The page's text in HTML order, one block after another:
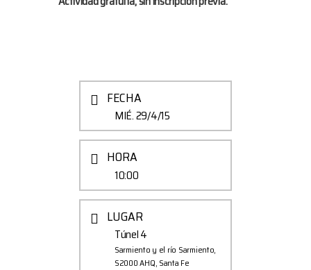
FECHA
MIÉ. 29/4/15
HORA
10:00
LUGAR
Túnel 4
Sarmiento y el río Sarmiento,
S2000 AHQ, Santa Fe